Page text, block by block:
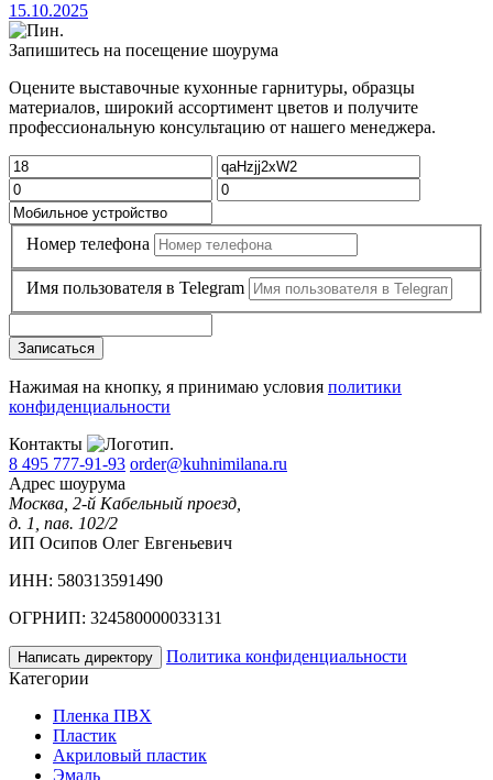
15.10.2025
Запишитесь на посещение шоурума
Оцените выставочные кухонные гарнитуры, образцы
материалов, широкий ассортимент цветов и получите
профессиональную консультацию от нашего менеджера.
Номер телефона
Имя пользователя в Telegram
Записаться
Нажимая на кнопку, я принимаю условия политики
конфиденциальности
Контакты
8 495 777-91-93 order@kuhnimilana.ru
Адрес шоурума
Москва, 2-й Кабельный проезд,
д. 1, пав. 102/2
ИП Осипов Олег Евгеньевич
ИНН: 580313591490
ОГРНИП: 324580000033131
Написать директору
Политика конфиденциальности
Категории
Пленка ПВХ
Пластик
Акриловый пластик
Эмаль